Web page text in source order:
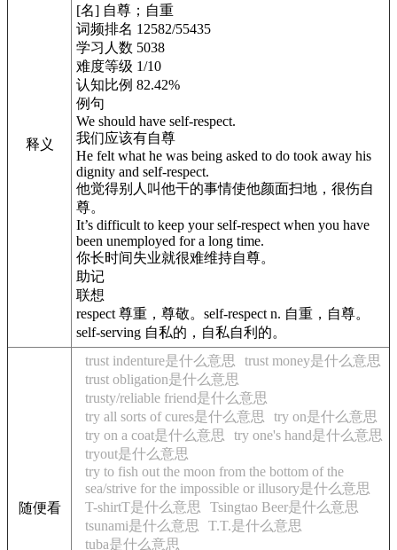
释义
[名] 自尊；自重
词频排名 12582/55435
学习人数 5038
难度等级 1/10
认知比例 82.42%
例句
We should have self-respect.
我们应该有自尊
He felt what he was being asked to do took away his
dignity and self-respect.
他觉得别人叫他干的事情使他颜面扫地，很伤自
尊。
It’s difficult to keep your self-respect when you have
been unemployed for a long time.
你长时间失业就很难维持自尊。
助记
联想
respect 尊重，尊敬。self-respect n. 自重，自尊。
self-serving 自私的，自私自利的。
随便看
trust indenture是什么意思
trust money是什么意思
trust obligation是什么意思
trusty/reliable friend是什么意思
try all sorts of cures是什么意思
try on是什么意思
try on a coat是什么意思
try one's hand是什么意思
tryout是什么意思
try to fish out the moon from the bottom of the
sea/strive for the impossible or illusory是什么意思
T-shirtT是什么意思
Tsingtao Beer是什么意思
tsunami是什么意思
T.T.是什么意思
tuba是什么意思